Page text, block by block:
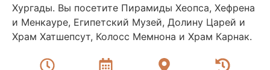
Хургады. Вы посетите Пирамиды Хеопса, Хефрена
и Менкауре, Египетский Музей, Долину Царей и
Храм Хатшепсут, Колосс Мемнона и Храм Карнак.